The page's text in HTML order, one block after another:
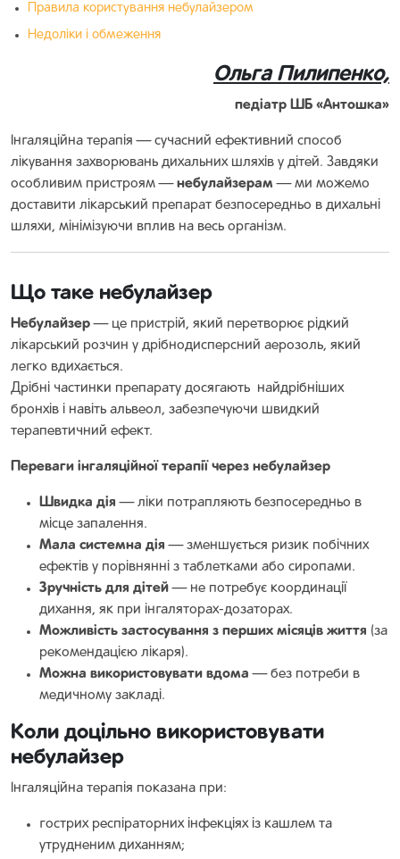
Правила користування небулайзером
Недоліки і обмеження
Ольга Пилипенко,
педіатр ШБ «Антошка»
Інгаляційна терапія — сучасний ефективний способ
лікування захворювань дихальних шляхів у дітей. Завдяки
особливим пристроям — небулайзерам — ми можемо
доставити лікарський препарат безпосередньо в дихальні
шляхи, мінімізуючи вплив на весь організм.
Що таке небулайзер
Небулайзер — це пристрій, який перетворює рідкий
лікарський розчин у дрібнодисперсний аерозоль, який
легко вдихається.
Дрібні частинки препарату досягають найдрібніших
бронхів і навіть альвеол, забезпечуючи швидкий
терапевтичний ефект.
Переваги інгаляційної терапії через небулайзер
Швидка дія — ліки потрапляють безпосередньо в
місце запалення.
Мала системна дія — зменшується ризик побічних
ефектів у порівнянні з таблетками або сиропами.
Зручність для дітей — не потребує координації
дихання, як при інгаляторах-дозаторах.
Можливість застосування з перших місяців життя (за
рекомендацією лікаря).
Можна використовувати вдома — без потреби в
медичному закладі.
Коли доцільно використовувати
небулайзер
Інгаляційна терапія показана при:
гострих респіраторних інфекціях із кашлем та
утрудненим диханням;